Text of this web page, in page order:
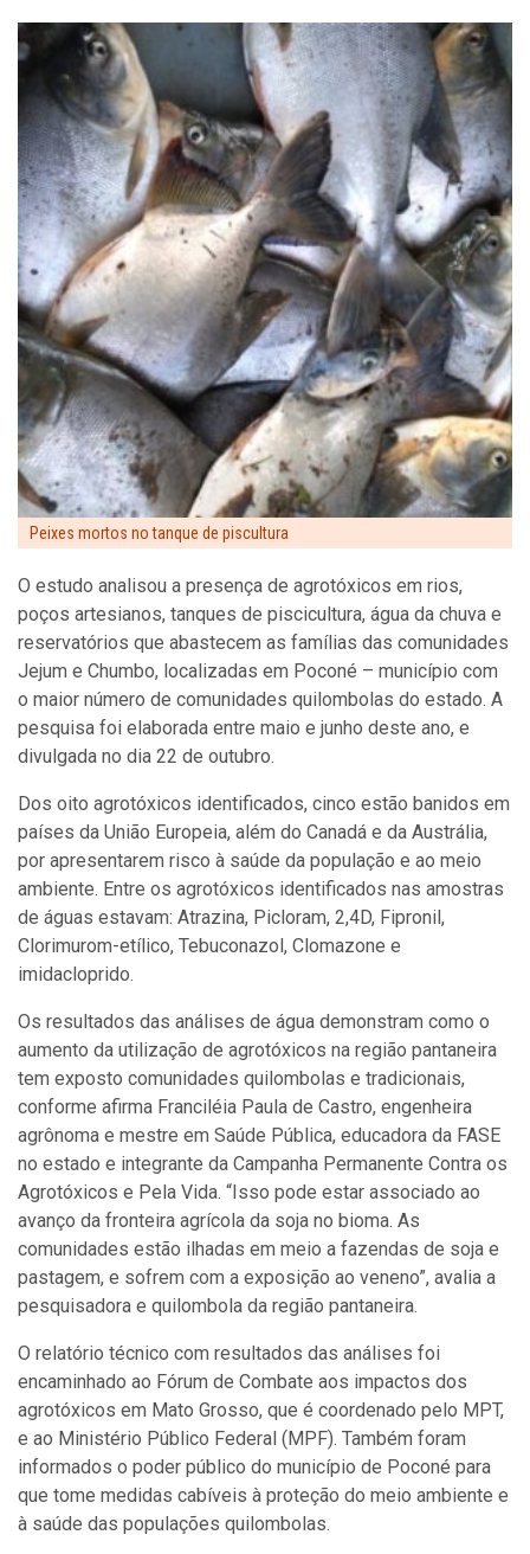
Peixes mortos no tanque de piscultura
O estudo analisou a presença de agrotóxicos em rios,
poços artesianos, tanques de piscicultura, água da chuva e
reservatórios que abastecem as famílias das comunidades
Jejum e Chumbo, localizadas em Poconé – município com
o maior número de comunidades quilombolas do estado. A
pesquisa foi elaborada entre maio e junho deste ano, e
divulgada no dia 22 de outubro.
Dos oito agrotóxicos identificados, cinco estão banidos em
países da União Europeia, além do Canadá e da Austrália,
por apresentarem risco à saúde da população e ao meio
ambiente. Entre os agrotóxicos identificados nas amostras
de águas estavam: Atrazina, Picloram, 2,4D, Fipronil,
Clorimurom-etílico, Tebuconazol, Clomazone e
imidacloprido.
Os resultados das análises de água demonstram como o
aumento da utilização de agrotóxicos na região pantaneira
tem exposto comunidades quilombolas e tradicionais,
conforme afirma Franciléia Paula de Castro, engenheira
agrônoma e mestre em Saúde Pública, educadora da FASE
no estado e integrante da Campanha Permanente Contra os
Agrotóxicos e Pela Vida. “Isso pode estar associado ao
avanço da fronteira agrícola da soja no bioma. As
comunidades estão ilhadas em meio a fazendas de soja e
pastagem, e sofrem com a exposição ao veneno”, avalia a
pesquisadora e quilombola da região pantaneira.
O relatório técnico com resultados das análises foi
encaminhado ao Fórum de Combate aos impactos dos
agrotóxicos em Mato Grosso, que é coordenado pelo MPT,
e ao Ministério Público Federal (MPF). Também foram
informados o poder público do município de Poconé para
que tome medidas cabíveis à proteção do meio ambiente e
à saúde das populações quilombolas.